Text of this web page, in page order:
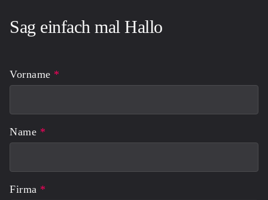
Sag einfach mal Hallo
Vorname *
Name *
Firma *